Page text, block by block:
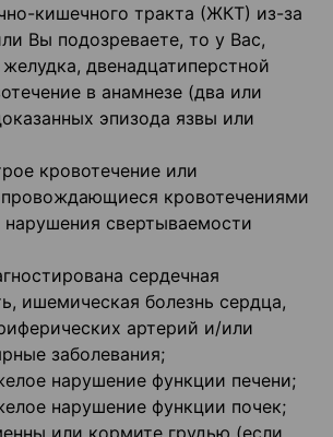
кишечного тракта (ЖКТ) из-за
Вы подозреваете, то у Вас,
двенадцатиперстной
в анамнезе (два или
эпизода язвы или
кровотечение или
кровотечениями
свертываемости
сердечная
ишемическая болезнь сердца,
артерий и/или
заболевания;
нарушение функции печени;
нарушение функции почек;